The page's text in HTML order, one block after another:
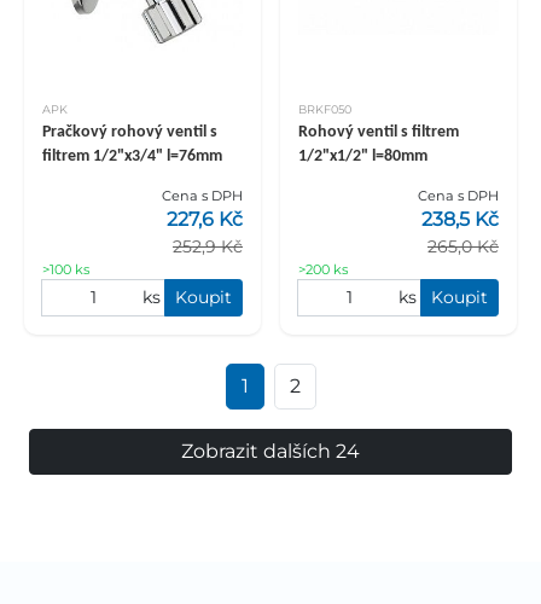
APK
Pračkový rohový ventil s
filtrem 1/2"x3/4" l=76mm
Cena s DPH
252,9 Kč
227,6 Kč
>100 ks
ks Koupit
BRKF050
Rohový ventil s filtrem
1/2"x1/2" l=80mm
Cena s DPH
265,0 Kč
238,5 Kč
>200 ks
ks Koupit
1 2
Zobrazit dalších 24